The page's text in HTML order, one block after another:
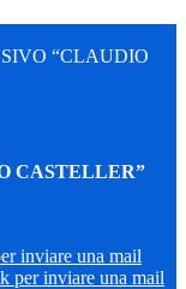
“CLAUDIO
CASTELLER”
inviare una mail
per inviare una mail